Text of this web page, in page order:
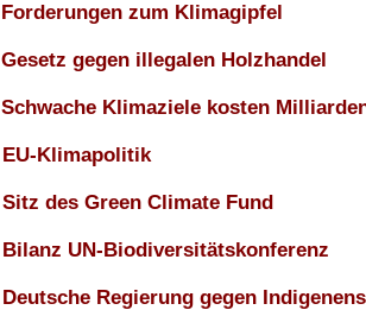
Forderungen zum Klimagipfel
Gesetz gegen illegalen Holzhandel
Schwache Klimaziele kosten
EU-Klimapolitik
Sitz des Green Climate Fund
Bilanz UN-Biodiversitätskonferenz
Deutsche Regierung gegen